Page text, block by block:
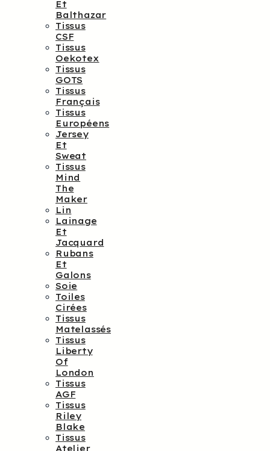
Et
Balthazar
Tissus
CSF
Tissus
Oekotex
Tissus
GOTS
Tissus
Français
Tissus
Européens
Jersey
Et
Sweat
Tissus
Mind
The
Maker
Lin
Lainage
Et
Jacquard
Rubans
Et
Galons
Soie
Toiles
Cirées
Tissus
Matelassés
Tissus
Liberty
Of
London
Tissus
AGF
Tissus
Riley
Blake
Tissus
Atelier